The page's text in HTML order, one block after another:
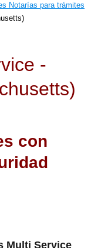
Notarías para trámites
-
con
Multi Service